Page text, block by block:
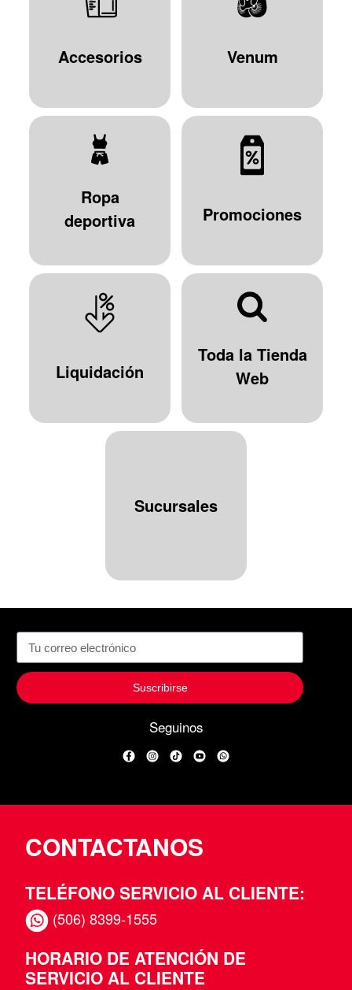
Accesorios Venum
Ropa
deportiva
Promociones
Liquidación
Toda la Tienda
Web
Sucursales
Suscribirse
Seguinos
FacebookInstagram
TikTokYouTubeWhatsApp
CONTACTANOS
TELÉFONO SERVICIO AL CLIENTE:
(506) 8399-1555
HORARIO DE ATENCIÓN DE
SERVICIO AL CLIENTE